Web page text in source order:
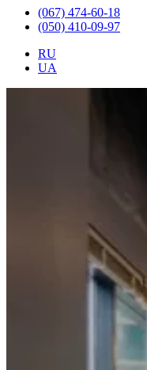
(067) 474-60-18
(050) 410-09-97
RU
UA